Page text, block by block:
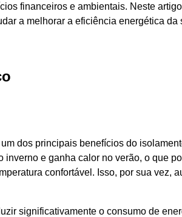
financeiros e ambientais. Neste
a melhorar a eficiência energética da
dos principais benefícios do
e ganha calor no verão, o que
confortável. Isso, por sua vez,
significativamente o consumo de